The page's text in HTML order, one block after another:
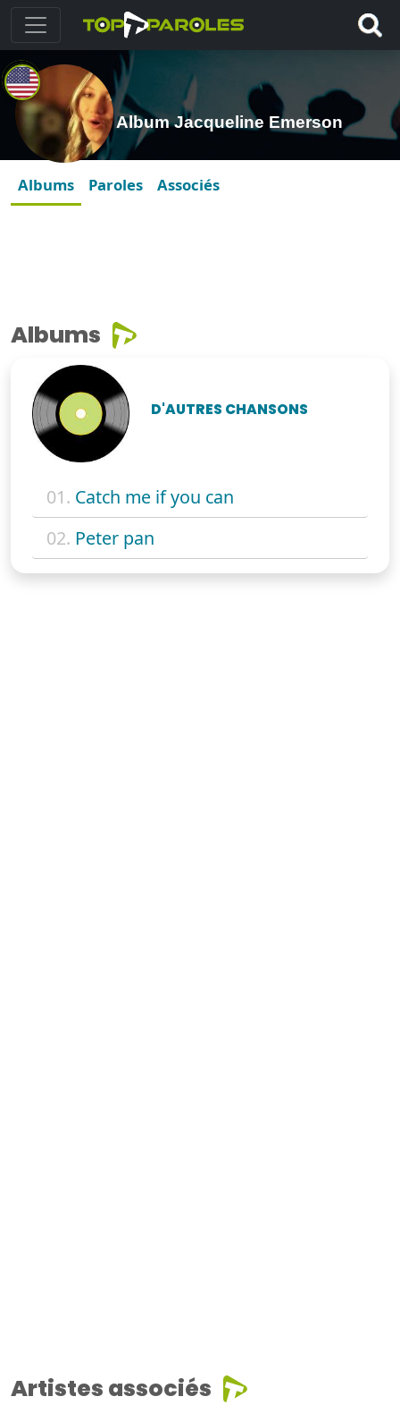
Album Jacqueline Emerson
Albums Paroles Associés
Albums
D'AUTRES CHANSONS
01. Catch me if you can
02. Peter pan
Artistes associés